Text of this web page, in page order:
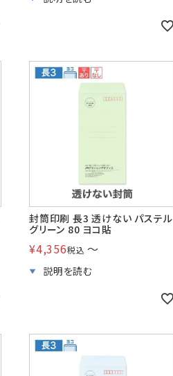
封筒印刷 長3 透けない パステル
グリーン 80 ヨコ貼
¥4,356税込 〜